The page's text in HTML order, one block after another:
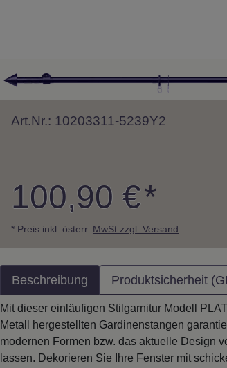
Art.Nr.: 10203311-5239Y2
100,90 €*
* Preis inkl. österr. MwSt zzgl. Versand
Beschreibung Produktsicherheit
Mit dieser einläufigen Stilgarnitur Modell
Metall hergestellten Gardinenstangen
modernen Formen bzw. das aktuelle Design
lassen. Dekorieren Sie Ihre Fenster mit